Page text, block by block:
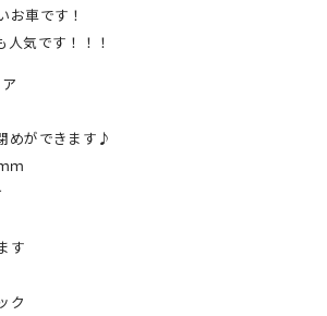
お車です！
人気です！！！
めができます♪
ｍ
す
ク